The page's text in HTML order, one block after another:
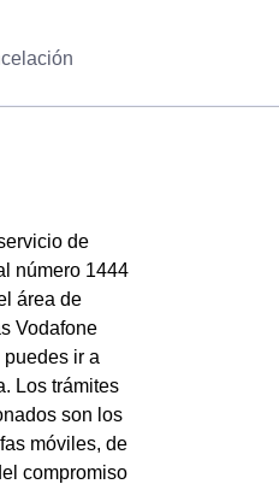
de
número 1444
área de
Vodafone
ir a
Los trámites
son los
móviles, de
compromiso